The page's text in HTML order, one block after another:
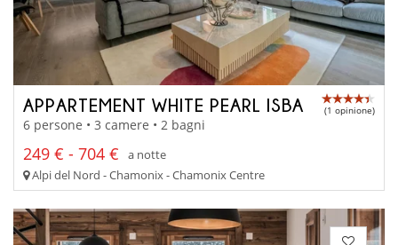
APPARTEMENT WHITE PEARL ISBA (1 opinione)
6 persone • 3 camere • 2 bagni
249 € - 704 €
a notte
Alpi del Nord - Chamonix - Chamonix Centre